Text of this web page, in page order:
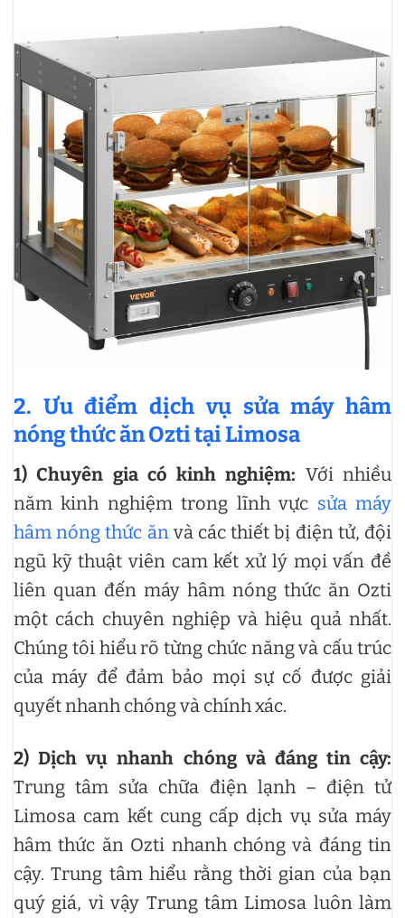
2. Ưu điểm dịch vụ sửa máy hâm
nóng thức ăn Ozti tại Limosa
1) Chuyên gia có kinh nghiệm: Với nhiều
năm kinh nghiệm trong lĩnh vực sửa máy
hâm nóng thức ănvà các thiết bị điện tử, đội
ngũ kỹ thuật viên cam kết xử lý mọi vấn đề
liên quan đến máy hâm nóng thức ăn Ozti
một cách chuyên nghiệp và hiệu quả nhất.
Chúng tôi hiểu rõ từng chức năng và cấu trúc
của máy để đảm bảo mọi sự cố được giải
quyết nhanh chóng và chính xác.
2)Dịch vụ nhanh chóng và đáng tin cậy:
Trung tâm sửa chữa điện lạnh – điện tử
Limosa cam kết cung cấp dịch vụ sửa máy
hâm thức ăn Ozti nhanh chóng và đáng tin
cậy. Trung tâm hiểu rằng thời gian của bạn
quý giá, vì vậy Trung tâm Limosa luôn làm